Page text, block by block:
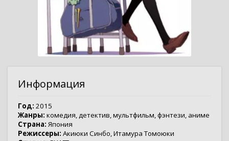
Информация
Год: 2015
Жанры: комедия,детектив,мультфильм,фэнтези, аниме
Страна: Япония
Режиссеры: Акиюки Синбо,Итамура Томоюки